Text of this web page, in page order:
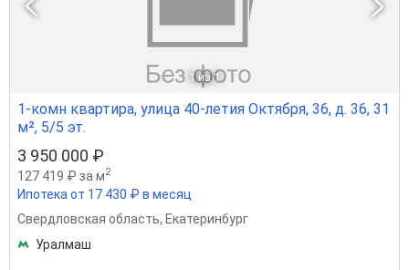
1 из 1
1-комн квартира, улица 40-летия Октября, 36, д. 36, 31
м², 5/5 эт.
3 950 000 ₽
127 419 ₽ за м2
Ипотека от 17 430 ₽ в месяц
Свердловская область, Екатеринбург
Уралмаш